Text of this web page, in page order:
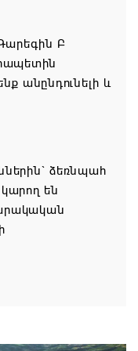
Բ
անընդունելի և
ձեռնպահ
են